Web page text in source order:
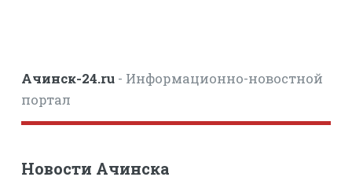
Ачинск-24.ru- Информационно-новостной
портал
Новости Ачинска